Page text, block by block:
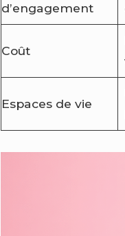
d’engagement
Coût
Espaces de vie